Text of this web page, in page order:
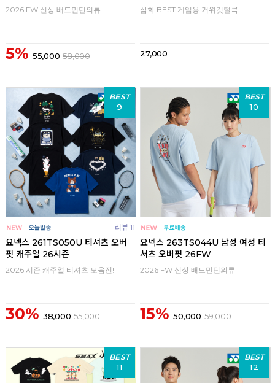
2026 FW 신상 배드민턴의류
5% 55,000 58,000
삼화 BEST 게임용 거위깃털콕
27,000
BEST
9
리뷰 11
요넥스 261TS050U 티셔츠 오버
핏 캐주얼 26시즌
2026 시즌 캐주얼 티셔츠 모음전!
30% 38,000 55,000
BEST
10
요넥스 263TS044U 남성 여성 티
셔츠 오버핏 26FW
2026 FW 신상 배드민턴의류
15% 50,000 59,000
BEST
11
BEST
12